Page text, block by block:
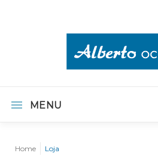
MENU
Home Loja